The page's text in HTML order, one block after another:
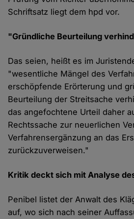
Schriftsatz liegt dem hpd vor.
"Gründliche Beurteilung
Das seien, heißt es im
"wesentliche Mängel des
erschöpfende Erörterung und
Beurteilung der Streitsache
das angefochtene Urteil daher
Rechtssache zur neuerlichen
Verfahrensergänzung an das
zurückzuverweisen."
Kritik deckt sich mit Analyse
Penibel listet der Anwalt des
auf, wo sich nach seiner